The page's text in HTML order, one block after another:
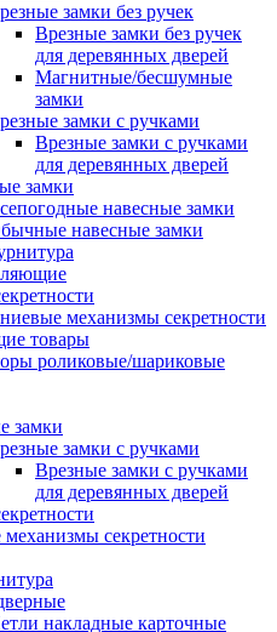
замки без ручек
Врезные замки без ручек
для деревянных дверей
Магнитные/бесшумные
замки
замки с ручками
Врезные замки с ручками
для деревянных дверей
замки
навесные замки
навесные замки
механизмы секретности
товары
роликовые/шариковые
замки
замки с ручками
Врезные замки с ручками
для деревянных дверей
секретности
накладные карточные